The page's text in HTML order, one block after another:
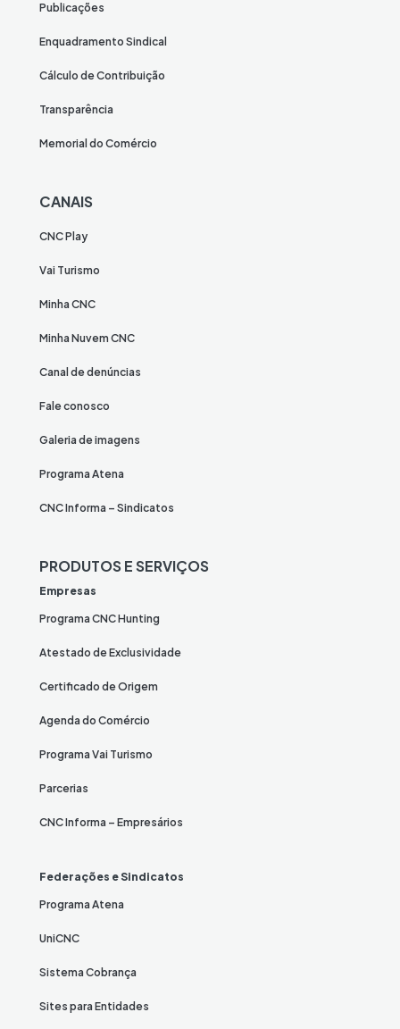
Publicações
Enquadramento Sindical
Cálculo de Contribuição
Transparência
Memorial do Comércio
CANAIS
CNC Play
Vai Turismo
Minha CNC
Minha Nuvem CNC
Canal de denúncias
Fale conosco
Galeria de imagens
Programa Atena
CNC Informa – Sindicatos
PRODUTOS E SERVIÇOS
Empresas
Programa CNC Hunting
Atestado de Exclusividade
Certificado de Origem
Agenda do Comércio
Programa Vai Turismo
Parcerias
CNC Informa – Empresários
Federações e Sindicatos
Programa Atena
UniCNC
Sistema Cobrança
Sites para Entidades